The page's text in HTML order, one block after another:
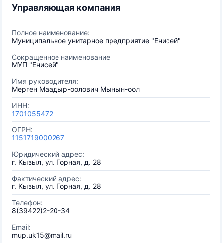
Управляющая компания
Полное наименование:
Муниципальное унитарное предприятие "Енисей"
Сокращенное наименование:
МУП "Енисей"
Имя руководителя:
Мерген Маадыр-оолович Мынын-оол
ИНН:
1701055472
ОГРН:
1151719000267
Юридический адрес:
г. Кызыл, ул. Горная, д. 28
Фактический адрес:
г. Кызыл, ул. Горная, д. 28
Телефон:
8(39422)2-20-34
Email:
mup.uk15@mail.ru